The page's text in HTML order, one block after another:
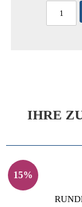
IHRE
15%